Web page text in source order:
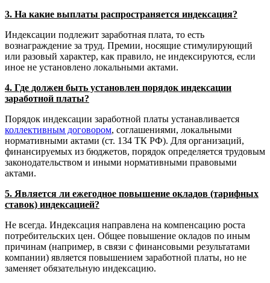
3. На какие выплаты распространяется индексация?
Индексации подлежит заработная плата, то есть
вознаграждение за труд. Премии, носящие стимулирующий
или разовый характер, как правило, не индексируются, если
иное не установлено локальными актами.
4. Где должен быть установлен порядок индексации
заработной платы?
Порядок индексации заработной платы устанавливается
коллективным договором, соглашениями, локальными
нормативными актами (ст. 134 ТК РФ). Для организаций,
финансируемых из бюджетов, порядок определяется трудовым
законодательством и иными нормативными правовыми
актами.
5. Является ли ежегодное повышение окладов (тарифных
ставок) индексацией?
Не всегда. Индексация направлена на компенсацию роста
потребительских цен. Общее повышение окладов по иным
причинам (например, в связи с финансовыми результатами
компании) является повышением заработной платы, но не
заменяет обязательную индексацию.